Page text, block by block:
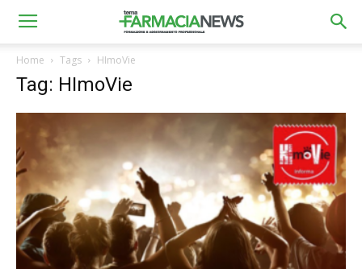
Home Tags HImoVie
Tag: HImoVie